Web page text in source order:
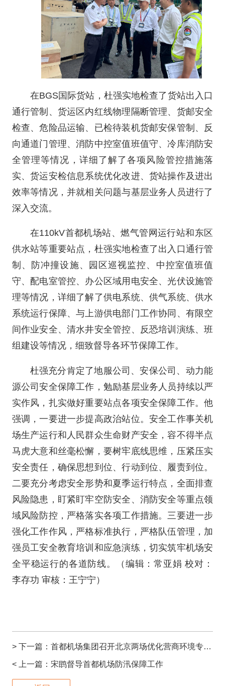
在BGS国际货站，杜强实地检查了货站出入口
通行管制、货运区内红线物理隔断管理、货邮安全
检查、危险品运输、已检待装机货邮安保管制、反
向通道门管理、消防中控室值班值守、冷库消防安
全管理等情况，详细了解了各项风险管控措施落
实、货运安检信息系统优化改进、货站操作及进出
效率等情况，并就相关问题与基层业务人员进行了
深入交流。
在110kV首都机场站、燃气管网运行站和东区
供水站等重要站点，杜强实地检查了出入口通行管
制、防冲撞设施、园区巡视监控、中控室值班值
守、配电室管控、办公区域用电安全、光伏设施管
理等情况，详细了解了供电系统、供气系统、供水
系统运行保障、与上游供电部门工作协同、有限空
间作业安全、清水井安全管控、反恐培训演练、班
组建设等情况，细致督导各环节保障工作。
杜强充分肯定了地服公司、安保公司、动力能
源公司安全保障工作，勉励基层业务人员持续以严
实作风，扎实做好重要站点各项安全保障工作。他
强调，一要进一步提高政治站位。安全工作事关机
场生产运行和人民群众生命财产安全，容不得半点
马虎大意和丝毫松懈，要树牢底线思维，压紧压实
安全责任，确保思想到位、行动到位、履责到位。
二要充分考虑安全形势和夏季运行特点，全面排查
风险隐患，盯紧盯牢空防安全、消防安全等重点领
域风险防控，严格落实各项工作措施。三要进一步
强化工作作风，严格标准执行，严格队伍管理，加
强员工安全教育培训和应急演练，切实筑牢机场安
全平稳运行的各道防线。（编辑：常亚娟 校对：
李存功 审核：王宁宁）
> 下一篇： 首都机场集团召开北京两场优化营商环境专项行动启动会
< 上一篇： 宋鹍督导首都机场防汛保障工作